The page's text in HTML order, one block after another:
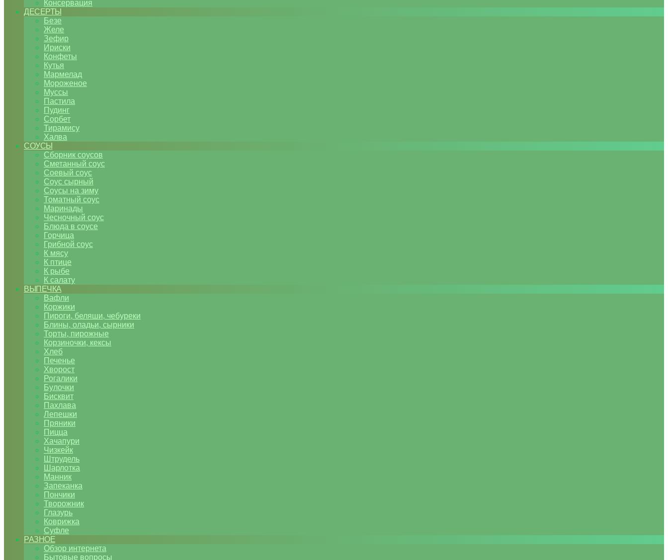
Консервация
ДЕСЕРТЫ
Безе
Желе
Зефир
Ириски
Конфеты
Кутья
Мармелад
Мороженое
Муссы
Пастила
Пудинг
Сорбет
Тирамису
Халва
СОУСЫ
Сборник соусов
Сметанный соус
Соевый соус
Соус сырный
Соусы на зиму
Томатный соус
Маринады
Чесночный соус
Блюда в соусе
Горчица
Грибной соус
К мясу
К птице
К рыбе
К салату
ВЫПЕЧКА
Вафли
Коржики
Пироги, беляши, чебуреки
Блины, оладьи, сырники
Торты, пирожные
Корзиночки, кексы
Хлеб
Печенье
Хворост
Рогалики
Булочки
Бисквит
Пахлава
Лепешки
Пряники
Пицца
Хачапури
Чизкейк
Штрудель
Шарлотка
Манник
Запеканка
Пончики
Творожник
Глазурь
Коврижка
Суфле
РАЗНОЕ
Обзор интернета
Бытовые вопросы